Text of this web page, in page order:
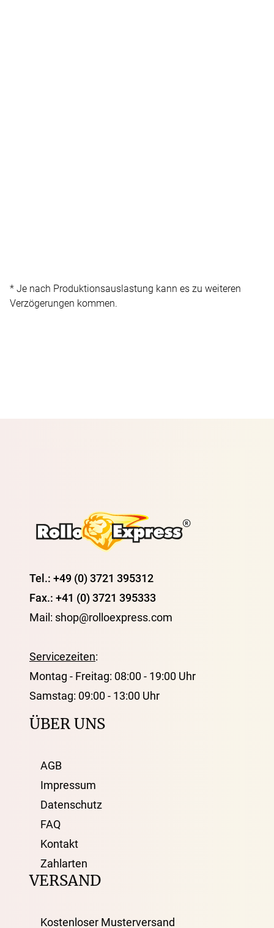
* Je nach Produktionsauslastung kann es zu weiteren
Verzögerungen kommen.
Tel.: +49 (0) 3721 395312
Fax.: +41 (0) 3721 395333
Mail: shop@rolloexpress.com
Servicezeiten:
Montag - Freitag: 08:00 - 19:00 Uhr
Samstag: 09:00 - 13:00 Uhr
ÜBER UNS
AGB
Impressum
Datenschutz
FAQ
Kontakt
Zahlarten
VERSAND
Kostenloser Musterversand